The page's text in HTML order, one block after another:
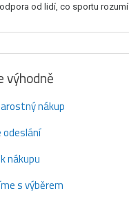
od lidí, co sportu rozumí.
výhodně
nákup
odeslání
nákupu
s výběrem